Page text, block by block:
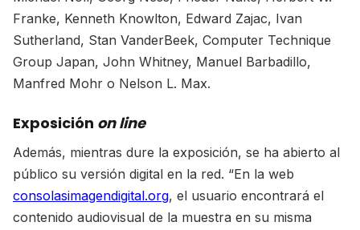
Franke, Kenneth Knowlton, Edward Zajac, Ivan
Sutherland, Stan VanderBeek, Computer Technique
Group Japan, John Whitney, Manuel Barbadillo,
Manfred Mohr o Nelson L. Max.
Exposición on line
Además, mientras dure la exposición, se ha abierto al
público su versión digital en la red. “En la web
consolasimagendigital.org, el usuario encontrará el
contenido audiovisual de la muestra en su misma